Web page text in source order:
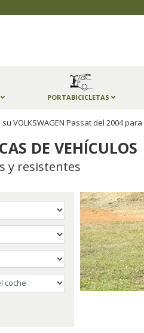
PORTABICICLETAS
VOLKSWAGEN Passat del 2004
DE VEHÍCULOS
y resistentes